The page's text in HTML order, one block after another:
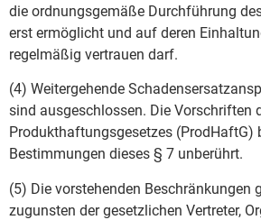
die ordnungsgemäße Durchführung
erst ermöglicht und auf deren
regelmäßig vertrauen darf.
(4) Weitergehende
sind ausgeschlossen. Die Vorschriften
Produkthaftungsgesetzes (ProdHaftG)
Bestimmungen dieses § 7 unberührt.
(5) Die vorstehenden Beschränkungen
zugunsten der gesetzlichen Vertreter,